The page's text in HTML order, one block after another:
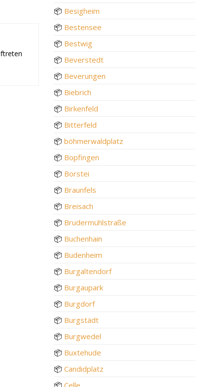
📦 Besigheim
📦 Bestensee
📦 Bestwig
📦 Beverstedt
📦 Beverungen
📦 Biebrich
📦 Birkenfeld
📦 Bitterfeld
📦 böhmerwaldplatz
📦 Bopfingen
📦 Borstei
📦 Braunfels
📦 Breisach
📦 Brudermühlstraße
📦 Buchenhain
📦 Budenheim
📦 Burgaltendorf
📦 Burgaupark
📦 Burgdorf
📦 Burgstädt
📦 Burgwedel
📦 Buxtehude
📦 Candidplatz
📦 Celle